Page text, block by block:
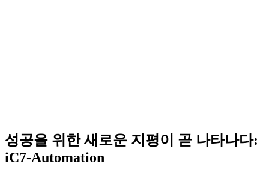
성공을 위한 새로운 지평이 곧 나타나다:
iC7-Automation